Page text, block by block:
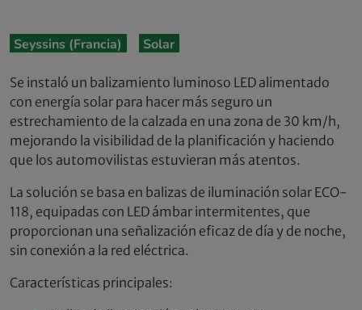
Seyssins (Francia) Solar
Se instaló un balizamiento luminoso LED alimentado
con energía solar para hacer más seguro un
estrechamiento de la calzada en una zona de 30 km/h,
mejorando la visibilidad de la planificación y haciendo
que los automovilistas estuvieran más atentos.
La solución se basa en balizas de iluminación solar ECO-
118, equipadas con LED ámbar intermitentes, que
proporcionan una señalización eficaz de día y de noche,
sin conexión a la red eléctrica.
Características principales: